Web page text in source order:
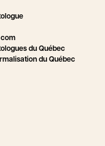
du Québec
du Québec